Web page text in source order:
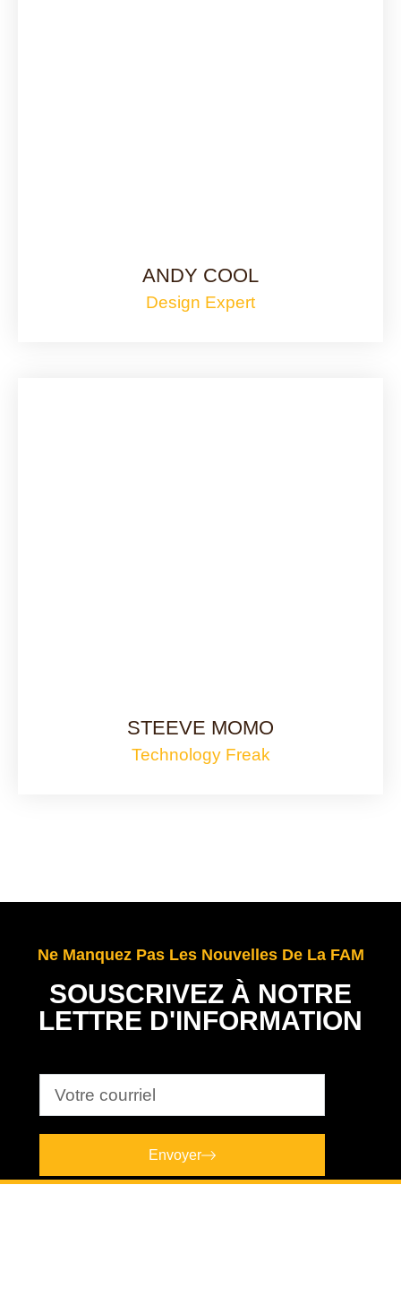
STEEVE MOMO
Technology Freak
ANDY COOL
Design Expert
Ne Manquez Pas Les Nouvelles De La FAM
SOUSCRIVEZ À NOTRE
LETTRE D'INFORMATION
Envoyer